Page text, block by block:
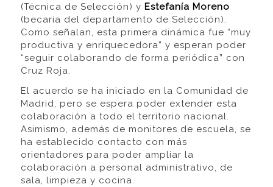
(Técnica de Selección) y Estefanía Moreno
(becaria del departamento de Selección).
Como señalan, esta primera dinámica fue “muy
productiva y enriquecedora” y esperan poder
“seguir colaborando de forma periódica” con
Cruz Roja.
El acuerdo se ha iniciado en la Comunidad de
Madrid, pero se espera poder extender esta
colaboración a todo el territorio nacional.
Asimismo, además de monitores de escuela, se
ha establecido contacto con más
orientadores para poder ampliar la
colaboración a personal administrativo, de
sala, limpieza y cocina.